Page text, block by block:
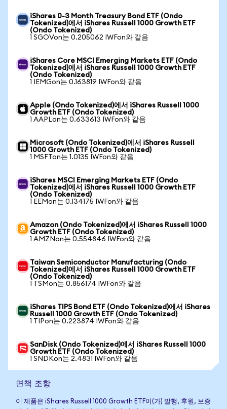
iShares 0-3 Month Treasury Bond ETF (Ondo
Tokenized)에서 iShares Russell 1000 Growth ETF
(Ondo Tokenized)
1 SGOVon는 0.205062 IWFon와 같음
iShares Core MSCI Emerging Markets ETF (Ondo
Tokenized)에서 iShares Russell 1000 Growth ETF
(Ondo Tokenized)
1 IEMGon는 0.163819 IWFon와 같음
Apple (Ondo Tokenized)에서 iShares Russell 1000
Growth ETF (Ondo Tokenized)
1 AAPLon는 0.633613 IWFon와 같음
Microsoft (Ondo Tokenized)에서 iShares Russell
1000 Growth ETF (Ondo Tokenized)
1 MSFTon는 1.0135 IWFon와 같음
iShares MSCI Emerging Markets ETF (Ondo
Tokenized)에서 iShares Russell 1000 Growth ETF
(Ondo Tokenized)
1 EEMon는 0.134175 IWFon와 같음
Amazon (Ondo Tokenized)에서 iShares Russell 1000
Growth ETF (Ondo Tokenized)
1 AMZNon는 0.554846 IWFon와 같음
Taiwan Semiconductor Manufacturing (Ondo
Tokenized)에서 iShares Russell 1000 Growth ETF
(Ondo Tokenized)
1 TSMon는 0.856174 IWFon와 같음
iShares TIPS Bond ETF (Ondo Tokenized)에서 iShares
Russell 1000 Growth ETF (Ondo Tokenized)
1 TIPon는 0.223874 IWFon와 같음
SanDisk (Ondo Tokenized)에서 iShares Russell 1000
Growth ETF (Ondo Tokenized)
1 SNDKon는 2.4831 IWFon와 같음
면책 조항
이 제품은 iShares Russell 1000 Growth ETF이(가) 발행, 후원, 보증